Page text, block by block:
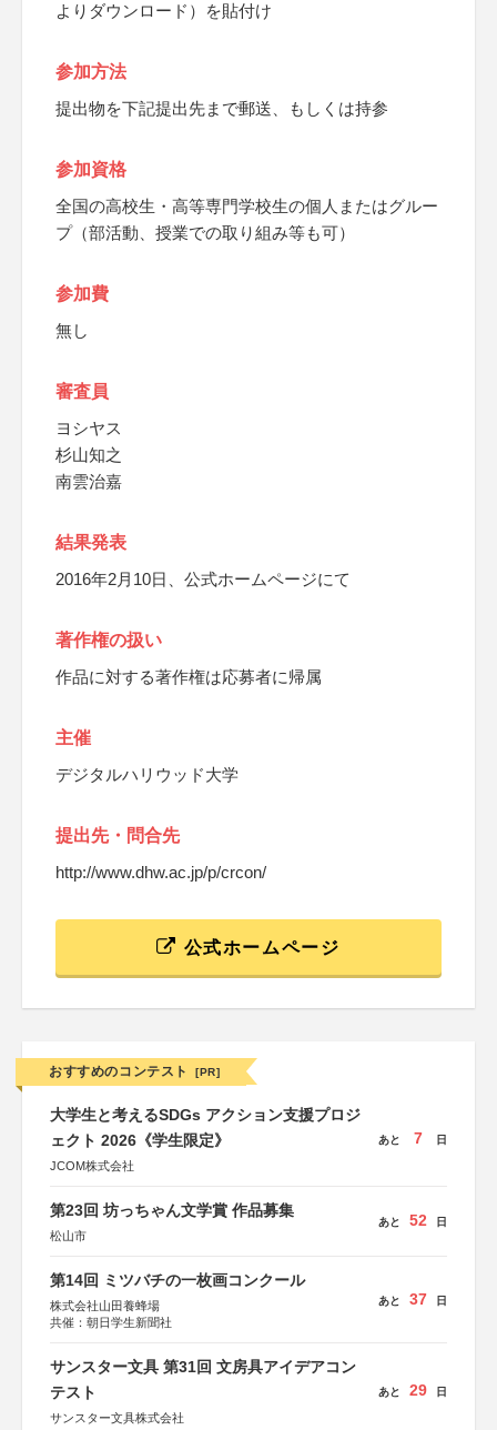
よりダウンロード）を貼付け
参加方法
提出物を下記提出先まで郵送、もしくは持参
参加資格
全国の高校生・高等専門学校生の個人またはグルー
プ（部活動、授業での取り組み等も可）
参加費
無し
審査員
ヨシヤス
杉山知之
南雲治嘉
結果発表
2016年2月10日、公式ホームページにて
著作権の扱い
作品に対する著作権は応募者に帰属
主催
デジタルハリウッド大学
提出先・問合先
http://www.dhw.ac.jp/p/crcon/
公式ホームページ
おすすめのコンテスト [PR]
大学生と考えるSDGs アクション支援プロジ
ェクト 2026《学生限定》
JCOM株式会社
あと 7 日
第23回 坊っちゃん文学賞 作品募集
松山市
あと 52 日
第14回 ミツバチの一枚画コンクール
株式会社山田養蜂場
共催：朝日学生新聞社
あと 37 日
サンスター文具 第31回 文房具アイデアコン
テスト
サンスター文具株式会社
あと 29 日